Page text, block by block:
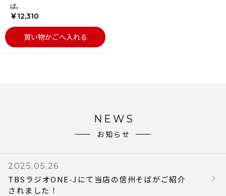
ば。
￥12,310
買い物かごへ入れる
NEWS
お知らせ
2025.05.26
TBSラジオONE-Jにて当店の信州そばがご紹介
されました！